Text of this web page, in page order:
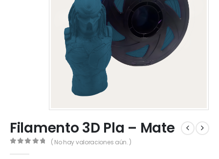
Filamento 3D Pla – Mate
( No hay valoraciones aún. )